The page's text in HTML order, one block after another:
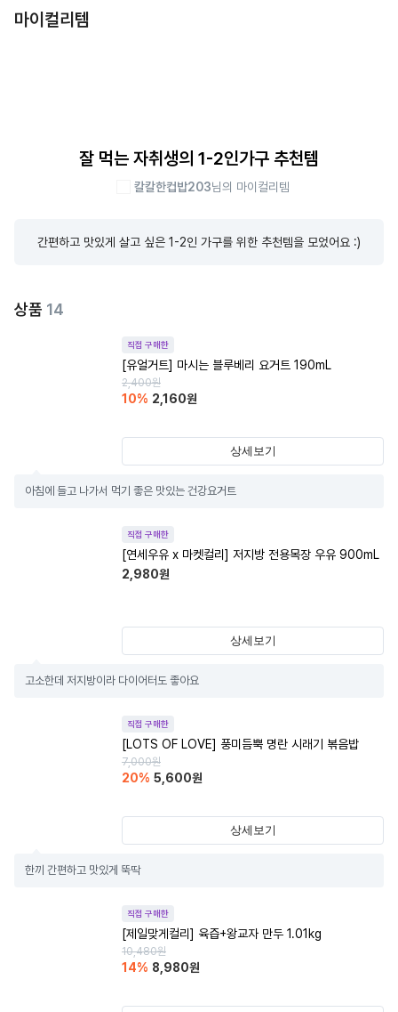
마이컬리템
잘 먹는 자취생의 1-2인가구 추천템
칼칼한컵밥203님의 마이컬리템
간편하고 맛있게 살고 싶은 1-2인 가구를 위한 추천템을 모었어요 :)
상품 14
직접 구매한
[유얼거트] 마시는 블루베리 요거트 190mL
2,400원
10% 2,160원
상세보기
아침에 들고 나가서 먹기 좋은 맛있는 건강요거트
직접 구매한
[연세우유 x 마켓컬리] 저지방 전용목장 우유 900mL
2,980원
상세보기
고소한데 저지방이라 다이어터도 좋아요
직접 구매한
[LOTS OF LOVE] 풍미듬뿍 명란 시래기 볶음밥
7,000원
20% 5,600원
상세보기
한끼 간편하고 맛있게 뚝딱
직접 구매한
[제일맞게컬리] 육즙+왕교자 만두 1.01kg
10,480원
14% 8,980원